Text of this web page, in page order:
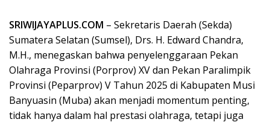
SRIWIJAYAPLUS.COM – Sekretaris Daerah (Sekda)
Sumatera Selatan (Sumsel), Drs. H. Edward Chandra,
M.H., menegaskan bahwa penyelenggaraan Pekan
Olahraga Provinsi (Porprov) XV dan Pekan Paralimpik
Provinsi (Peparprov) V Tahun 2025 di Kabupaten Musi
Banyuasin (Muba) akan menjadi momentum penting,
tidak hanya dalam hal prestasi olahraga, tetapi juga